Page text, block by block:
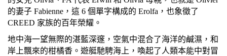
的妻子 Fabienne，這 6 個單字構成的 Erolfa，也象徵了
CREED 家族的百年榮耀。
地中海一望無際的湛藍深邃，空氣中混合了海洋的鹹濕，和
岸上飄來的柑橘香。遊艇馳騁海上，喚起了人類本能中對冒